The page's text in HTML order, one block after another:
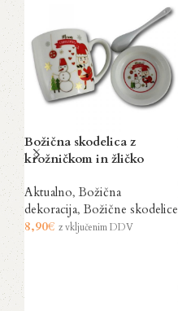
Božična skodelica z
krožničkom in žličko
Aktualno,Božična
dekoracija,Božične skodelice
8,90€ z vključenim DDV